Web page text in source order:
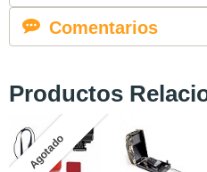
Comentarios
Productos